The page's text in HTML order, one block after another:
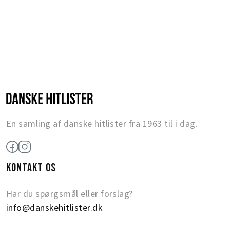
En samling af danske hitlister fra 1963 til i dag.
KONTAKT OS
Har du spørgsmål eller forslag?
info@danskehitlister.dk